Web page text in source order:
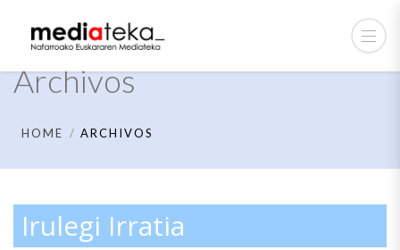
Archivos
HOME ARCHIVOS
Irulegi Irratia